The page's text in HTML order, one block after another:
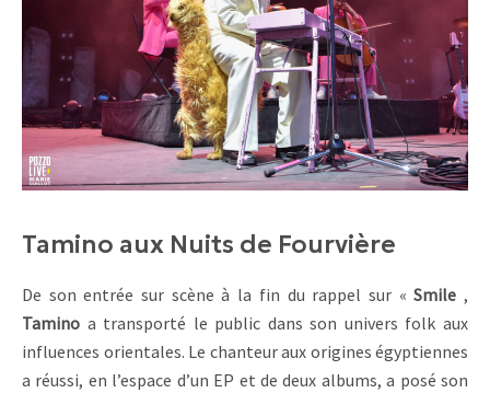
Tamino aux Nuits de Fourvière
De son entrée sur scène à la fin du rappel sur «Smile ,
Tamino a transporté le public dans son univers folk aux
influences orientales. Le chanteur aux origines égyptiennes
a réussi, en l’espace d’un EP et de deux albums, a posé son